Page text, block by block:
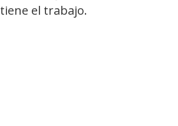
el trabajo.